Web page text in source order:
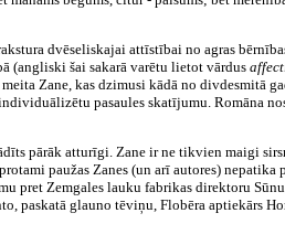
dvēseliskajai attīstībai no agras
(angliski šai sakarā varētu lietot vārdus
Zane, kas dzimusi kādā no divdesmitā
pasaules skatījumu. Romāna
pārāk atturīgi. Zane ir ne tikvien maigi
paužas Zanes (un arī autores) nepatika
pret Zemgales lauku fabrikas direktoru
paskatā glauno tēviņu, Flobēra aptiekārs